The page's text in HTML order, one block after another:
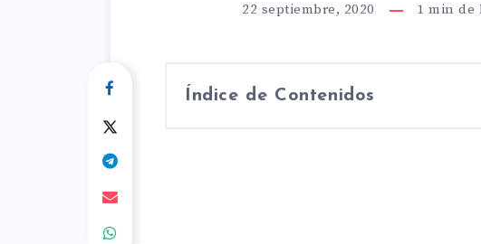
22 septiembre, 2020 1 min de
Índice de Contenidos